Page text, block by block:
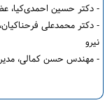
- دکتر حسین احمدی‌کیا،
- دکتر محمدعلی
نیرو
- مهندس حسن کمالی،